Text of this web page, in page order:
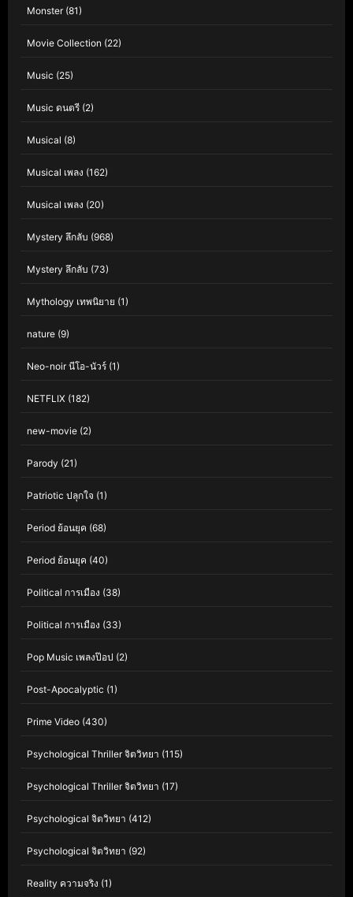
Monster(81)
Movie Collection (22)
Music (25)
Music ดนตรี (2)
Musical (8)
Musical เพลง (162)
Musical เพลง (20)
Mystery ลึกลับ (968)
Mystery ลึกลับ (73)
Mythology เทพนิยาย (1)
nature (9)
Neo-noir นีโอ-นัวร์ (1)
NETFLIX (182)
new-movie (2)
Parody (21)
Patriotic ปลุกใจ (1)
Period ย้อนยุค (68)
Period ย้อนยุค (40)
Political การเมือง (38)
Political การเมือง (33)
Pop Music เพลงป๊อป (2)
Post-Apocalyptic (1)
Prime Video (430)
Psychological Thriller จิตวิทยา (115)
Psychological Thriller จิตวิทยา (17)
Psychological จิตวิทยา (412)
Psychological จิตวิทยา (92)
Reality ความจริง (1)